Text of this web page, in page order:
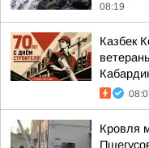
08:19
Казбек
Кровля